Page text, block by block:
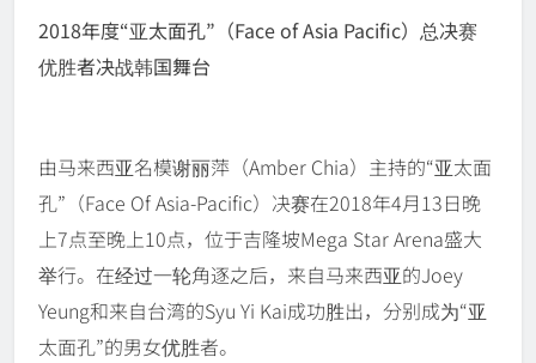
2018年度“亚太面孔”（Face of Asia Pacific）总决赛
优胜者决战韩国舞台
由马来西亚名模谢丽萍（Amber Chia）主持的“亚太面
孔”（Face Of Asia-Pacific）决赛在2018年4月13日晚
上7点至晚上10点，位于吉隆坡Mega Star Arena盛大
举行。在经过一轮角逐之后，来自马来西亚的Joey
Yeung和来自台湾的Syu Yi Kai成功胜出，分别成为“亚
太面孔”的男女优胜者。